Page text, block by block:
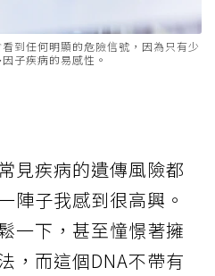
到任何明顯的危險信號，因為只有少
子疾病的易感性。
見疾病的遺傳風險都
陣子我感到很高興。
一下，甚至憧憬著擁
，而這個DNA不帶有